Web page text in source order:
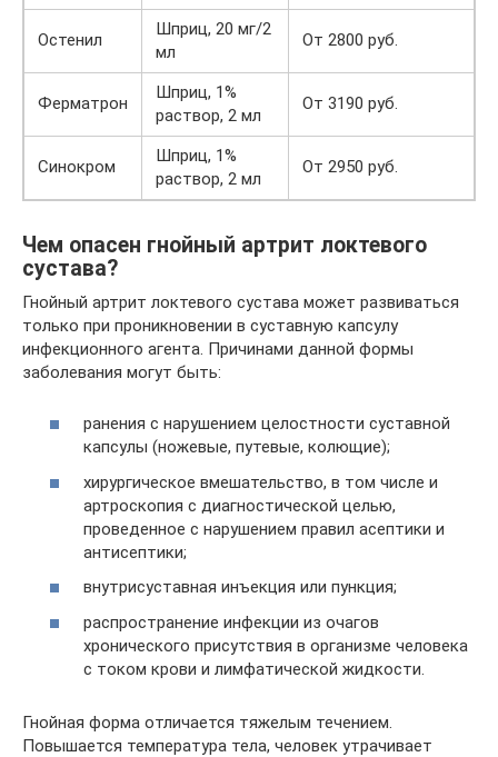
Остенил
Шприц, 20 мг/2
мл
От 2800 руб.
Ферматрон
Шприц, 1%
раствор, 2 мл
От 3190 руб.
Синокром
Шприц, 1%
раствор, 2 мл
От 2950 руб.
Чем опасен гнойный артрит локтевого
сустава?
Гнойный артрит локтевого сустава может развиваться
только при проникновении в суставную капсулу
инфекционного агента. Причинами данной формы
заболевания могут быть:
ранения с нарушением целостности суставной
капсулы (ножевые, путевые, колющие);
хирургическое вмешательство, в том числе и
артроскопия с диагностической целью,
проведенное с нарушением правил асептики и
антисептики;
внутрисуставная инъекция или пункция;
распространение инфекции из очагов
хронического присутствия в организме человека
с током крови и лимфатической жидкости.
Гнойная форма отличается тяжелым течением.
Повышается температура тела, человек утрачивает